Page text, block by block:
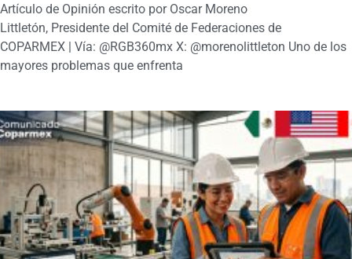
Artículo de Opinión escrito por Oscar Moreno
Littletón, Presidente del Comité de Federaciones de
COPARMEX | Vía: @RGB360mx X: @morenolittleton Uno de los
mayores problemas que enfrenta